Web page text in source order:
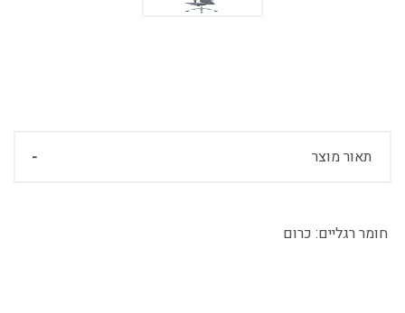
תאור מוצר
חומר רגליים: כרום